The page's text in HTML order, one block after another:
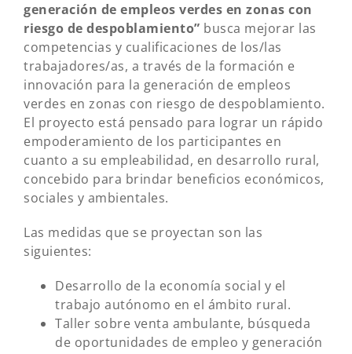
generación de empleos verdes en zonas con
riesgo de despoblamiento” busca mejorar las
competencias y cualificaciones de los/las
trabajadores/as, a través de la formación e
innovación para la generación de empleos
verdes en zonas con riesgo de despoblamiento.
El proyecto está pensado para lograr un rápido
empoderamiento de los participantes en
cuanto a su empleabilidad, en desarrollo rural,
concebido para brindar beneficios económicos,
sociales y ambientales.
Las medidas que se proyectan son las
siguientes:
Desarrollo de la economía social y el
trabajo autónomo en el ámbito rural.
Taller sobre venta ambulante, búsqueda
de oportunidades de empleo y generación